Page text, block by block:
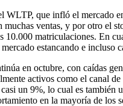
que infló el mercado
ventas, y por otro el
matriculaciones. En
estancando e incluso
en octubre, con caídas
activos como el canal
un 9%, lo cual es también
en la mayoría de los